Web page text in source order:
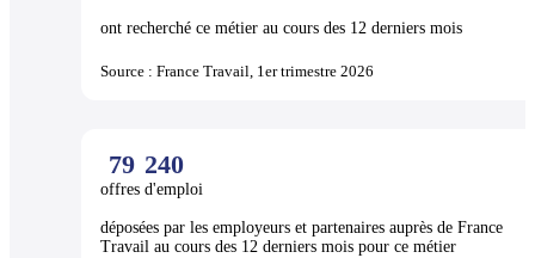
ont recherché ce métier au cours des 12 derniers mois
Source : France Travail, 1er trimestre 2026
79 240
offres d'emploi
déposées par les employeurs et partenaires auprès de France
Travail au cours des 12 derniers mois pour ce métier